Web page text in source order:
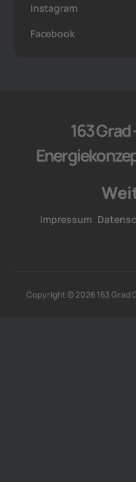
Instagram
Facebook
163
Impressum
Copyright © 2026 163 Grad